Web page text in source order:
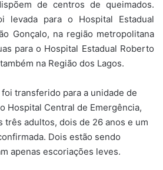
de centros de queimados.
levada para o Hospital Estadual
Gonçalo, na região metropolitana
para o Hospital Estadual Roberto
na Região dos Lagos.
transferido para a unidade de
Hospital Central de Emergência,
três adultos, dois de 26 anos e um
Dois estão sendo
apenas escoriações leves.